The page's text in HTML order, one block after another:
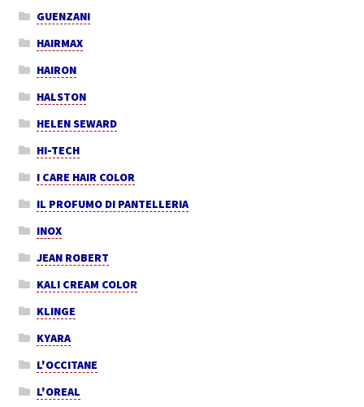
GUENZANI
HAIRMAX
HAIRON
HALSTON
HELEN SEWARD
HI-TECH
I CARE HAIR COLOR
IL PROFUMO DI PANTELLERIA
INOX
JEAN ROBERT
KALI CREAM COLOR
KLINGE
KYARA
L'OCCITANE
L'OREAL